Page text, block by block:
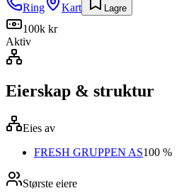
Ring
Kart Lagre
100k kr
Aktiv
Eierskap & struktur
Eies av
FRESH GRUPPEN AS100 %
Største eiere